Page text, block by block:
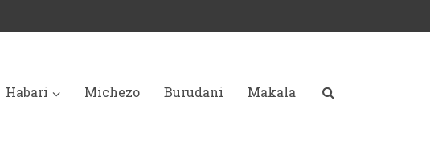
Habari Michezo Burudani Makala